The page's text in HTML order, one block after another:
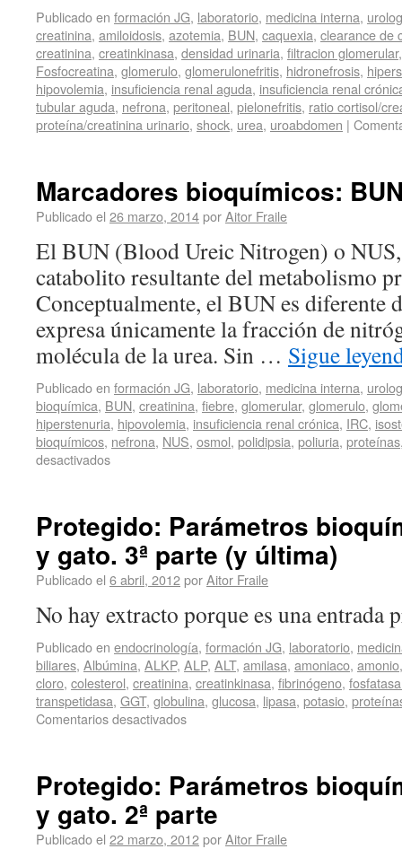
Publicado en formación JG, laboratorio, medicina interna,
creatinina, amiloidosis, azotemia, BUN, caquexia, clearance de
creatinina, creatinkinasa, densidad urinaria, filtracion glomerular
Fosfocreatina, glomerulo, glomerulonefritis, hidronefrosis,
hipovolemia, insuficiencia renal aguda, insuficiencia renal
tubular aguda, nefrona, peritoneal, pielonefritis, ratio cortisol/
proteína/creatinina urinario, shock, urea, uroabdomen |
Marcadores bioquímicos:
Publicado el 26 marzo, 2014porAitor Fraile
El BUN (Blood Ureic Nitrogen) o NUS,
catabolito resultante del metabolismo
Conceptualmente, el BUN es diferente
expresa únicamente la fracción de
molécula de la urea. Sin … Sigue
Publicado en formación JG, laboratorio, medicina interna,
bioquímica, BUN, creatinina, fiebre, glomerular, glomerulo,
hiperstenuria, hipovolemia, insuficiencia renal crónica, IRC,
bioquímicos, nefrona, NUS, osmol, polidipsia, poliuria, proteínas
desactivados
Protegido: Parámetros
y gato. 3ª parte (y última)
Publicado el 6 abril, 2012porAitor Fraile
No hay extracto porque es una entrada
Publicado en endocrinología, formación JG, laboratorio,
biliares, Albúmina, ALKP, ALP, ALT, amilasa, amoniaco, amonio
cloro, colesterol, creatinina, creatinkinasa, fibrinógeno,
transpetidasa, GGT, globulina, glucosa, lipasa, potasio,
Comentarios desactivados
Protegido: Parámetros
y gato. 2ª parte
Publicado el 22 marzo, 2012porAitor Fraile